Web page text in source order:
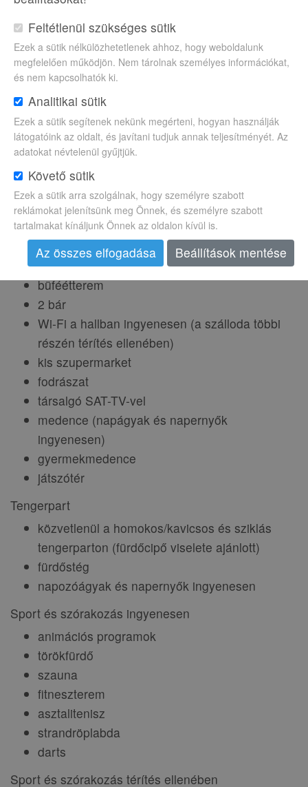
Szobák
légkondicionáló
telefon, SAT-TV
minibár
fürdőszoba (zuhanyozó, hajszárító, WC)
balkon
Szobák felár ellenében
kétágyas szobák - részben tengerre nézők
egyágyas szobák - részben tengerre nézők
Szálloda felszereltsége
hall recepcióval
büféétterem
2 bár
Wi-Fi a hallban ingyenesen (a szálloda többi
részén térítés ellenében)
kis szupermarket
fodrászat
társalgó SAT-TV-vel
medence (napágyak és napernyők
ingyenesen)
gyermekmedence
játszótér
Tengerpart
közvetlenül a homokos/kavicsos és sziklás
tengerparton (fürdőcipő viselete ajánlott)
fürdőstég
napozóágyak és napernyők ingyenesen
Sport és szórakozás ingyenesen
animációs programok
törökfürdő
szauna
fitneszterem
asztalitenisz
strandröplabda
darts
Sport és szórakozás térítés ellenében
Feltétlenül szükséges sütik
Ezek a sütik nélkülözhetetlenek ahhoz, hogy weboldalunk
megfelelően működjön. Nem tárolnak személyes információkat,
és nem kapcsolhatók ki.
Analitikai sütik
Ezek a sütik segítenek nekünk megérteni, hogyan használják
látogatóink az oldalt, és javítani tudjuk annak teljesítményét. Az
adatokat névtelenül gyűjtjük.
Követő sütik
Ezek a sütik arra szolgálnak, hogy személyre szabott
reklámokat jelenítsünk meg Önnek, és személyre szabott
tartalmakat kínáljunk Önnek az oldalon kívül is.
Az összes elfogadása Beállítások mentése